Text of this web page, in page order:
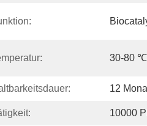
30-80 ℃
12
10000